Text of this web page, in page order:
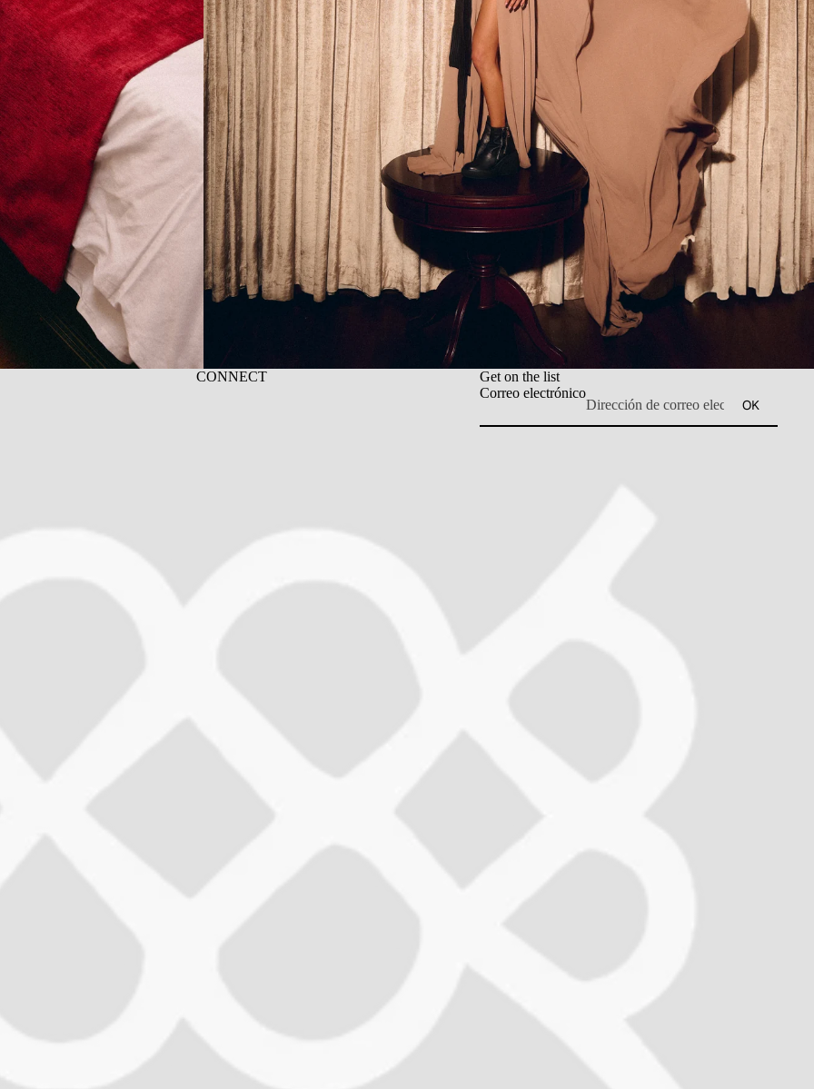
CONNECT
Get on the list
Correo electrónico
OK